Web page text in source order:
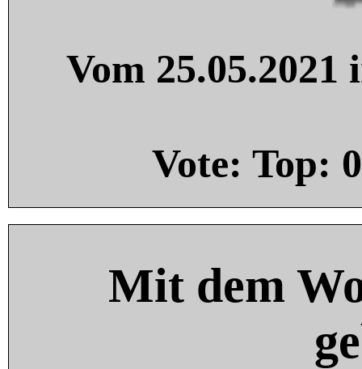
Vom
Vote: Top: 0
Mit dem